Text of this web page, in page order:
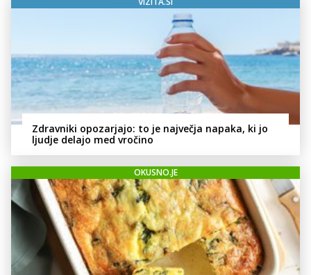
Zdravniki opozarjajo: to je največja napaka, ki jo
ljudje delajo med vročino
OKUSNO.JE